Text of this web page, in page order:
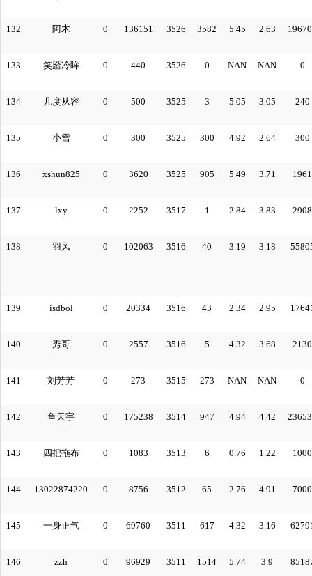
132 阿木 0 136151 3526 3582 5.45 2.63
133 笑靥冷眸 0 440 3526 0 NAN NAN 0
134 几度从容 0 500 3525 3 5.05 3.05 240
135 小雪 0 300 3525 300 4.92 2.64 300
136 xshun825 0 3620 3525 905 5.49 3.71 1961
137 lxy 0 2252 3517 1 2.84 3.83 2908
138 羽风 0 102063 3516 40 3.19 3.18
139 isdbol 0 20334 3516 43 2.34 2.95
140 秀哥 0 2557 3516 5 4.32 3.68 2130
141 刘芳芳 0 273 3515 273 NAN NAN 0
142 鱼天宇 0 175238 3514 947 4.94 4.42
143 四把拖布 0 1083 3513 6 0.76 1.22 1000
144 13022874220 0 8756 3512 65 2.76 4.91 7000
145 一身正气 0 69760 3511 617 4.32 3.16
146 zzh 0 96929 3511 1514 5.74 3.9